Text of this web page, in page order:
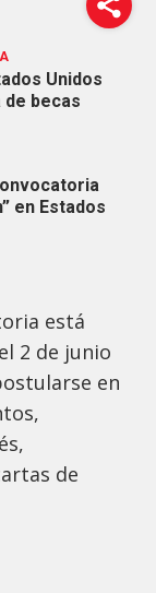
Unidos
becas
en Estados
está
2 de junio
en
de